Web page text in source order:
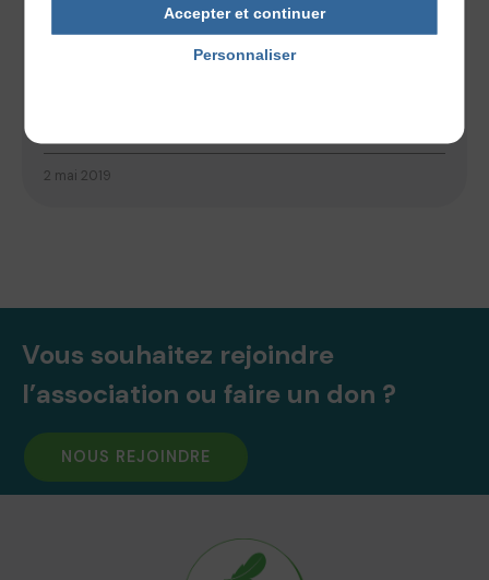
JOURNÉE NATIONALE DE L’ECZÉMA:
ATELIER MAQUILLAGE CORRECTEUR
2 mai 2019
Vous souhaitez rejoindre
l’association ou faire un don ?
NOUS REJOINDRE
Accepter et continuer
Personnaliser